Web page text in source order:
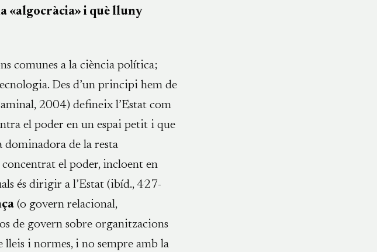
«algocràcia» i què lluny
comunes a la ciència política;
Des d’un principi hem de
2004) defineix l’Estat com
el poder en un espai petit i que
dominadora de la resta
concentrat el poder, incloent en
és dirigir a l’Estat (ibíd., 427-
(o govern relacional,
de govern sobre organitzacions
i normes, i no sempre amb la